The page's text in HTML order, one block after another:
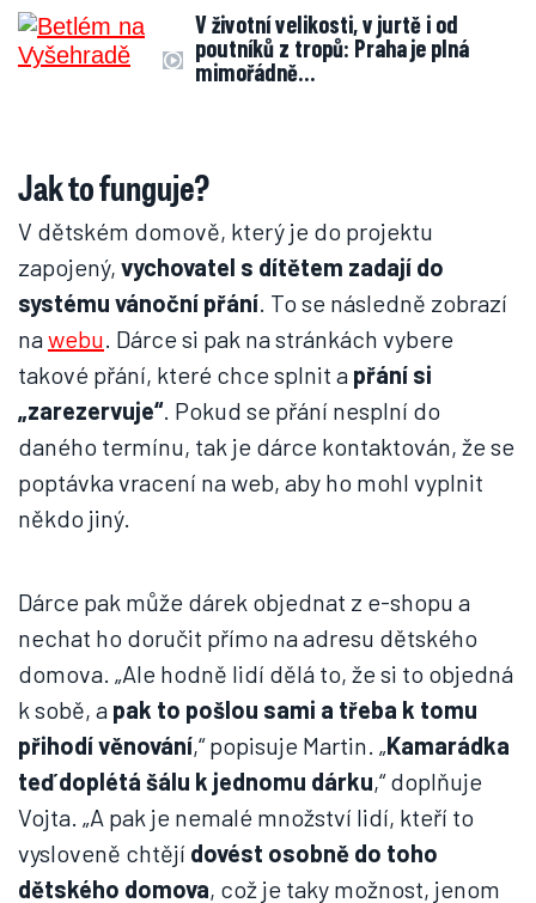
V životní velikosti, v jurtě i od
poutníků z tropů: Praha je plná
mimořádně…
Jak to funguje?
V dětském domově, který je do projektu
zapojený, vychovatel s dítětem zadají do
systému vánoční přání. To se následně zobrazí
nawebu. Dárce si pak na stránkách vybere
takové přání, které chce splnit a přání si
„zarezervuje“. Pokud se přání nesplní do
daného termínu, tak je dárce kontaktován, že se
poptávka vracení na web, aby ho mohl vyplnit
někdo jiný.
Dárce pak může dárek objednat z e-shopu a
nechat ho doručit přímo na adresu dětského
domova. „Ale hodně lidí dělá to, že si to objedná
k sobě, a pak to pošlou sami a třeba k tomu
přihodí věnování,“ popisuje Martin. „Kamarádka
teď doplétá šálu k jednomu dárku,“ doplňuje
Vojta. „A pak je nemalé množství lidí, kteří to
vysloveně chtějí dovést osobně do toho
dětského domova, což je taky možnost, jenom